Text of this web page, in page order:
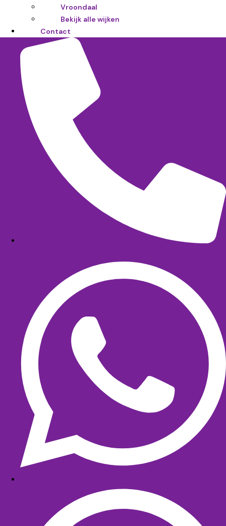
Vroondaal
Bekijk alle wijken
Contact